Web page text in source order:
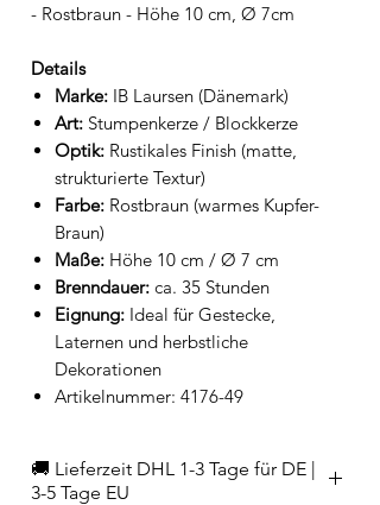
- Rostbraun - Höhe 10 cm, Ø 7cm
Details
Marke: IB Laursen (Dänemark)
Art: Stumpenkerze / Blockkerze
Optik: Rustikales Finish (matte,
strukturierte Textur)
Farbe: Rostbraun (warmes Kupfer-
Braun)
Maße: Höhe 10 cm / Ø 7 cm
Brenndauer: ca. 35 Stunden
Eignung: Ideal für Gestecke,
Laternen und herbstliche
Dekorationen
Artikelnummer: 4176-49
🚚 Lieferzeit DHL 1-3 Tage für DE |
3-5 Tage EU